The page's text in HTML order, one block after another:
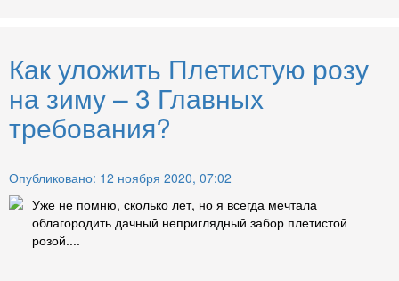
Как уложить Плетистую розу
на зиму – 3 Главных
требования?
Опубликовано: 12 ноября 2020, 07:02
Уже не помню, сколько лет, но я всегда мечтала
облагородить дачный неприглядный забор плетистой
розой....